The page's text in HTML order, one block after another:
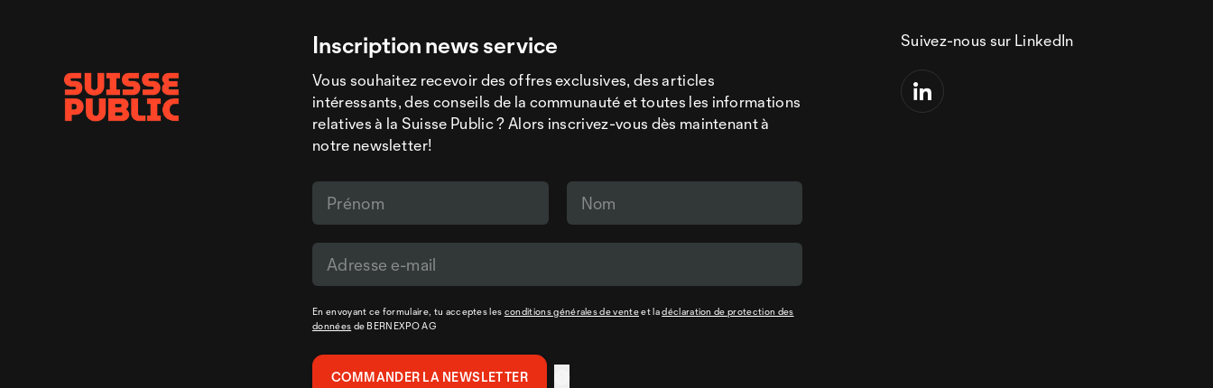
Inscription news service
Vous souhaitez recevoir des offres exclusives, des articles
intéressants, des conseils de la communauté et toutes les informations
relatives à la Suisse Public ? Alors inscrivez-vous dès maintenant à
notre newsletter!
En envoyant ce formulaire, tu acceptes les conditions générales de venteet ladéclaration de protection des
données de BERNEXPO AG
Suivez-nous sur LinkedIn